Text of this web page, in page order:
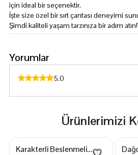
için ideal bir seçenektir.
İşte size özel bir sırt çantası deneyimi
Şimdi kaliteli yaşam tarzınıza bir adım
Yorumlar
5.0
Ürünlerimizi
Karakterli Beslenmeli